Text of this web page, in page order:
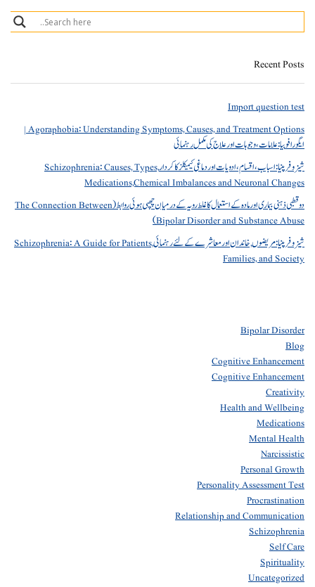
Recent Posts
Import question test
Agoraphobia: Understanding Symptoms, Causes, and Treatment Options |
ایگورافوبیا: علامات، وجوہات اور علاج کی مکمل رہنمائی
شیزوفرینیا: اسباب، اقسام، ادویات اور دماغی کیمیکلز کا کردار Schizophrenia: Causes, Types,
Medications,Chemical Imbalances and Neuronal Changes
دو قطبی ذہنی بیماری اور مادہ کے استعمال کا غلط رویہ کے درمیان چھپی ہوئی روابط (The Connection Between
Bipolar Disorder and Substance Abuse)
شیزوفرینیا: مریضوں, خاندان اور معاشرے کے لئے رہنمائی Schizophrenia: A Guide for Patients,
Families, and Society
Bipolar Disorder
Blog
Cognitive Enhancement
Cognitive Enhancement
Creativity
Health and Wellbeing
Medications
Mental Health
Narcissistic
Personal Growth
Personality Assessment Test
Procrastination
Relationship and Communication
Schizophrenia
Self Care
Spirituality
Uncategorized